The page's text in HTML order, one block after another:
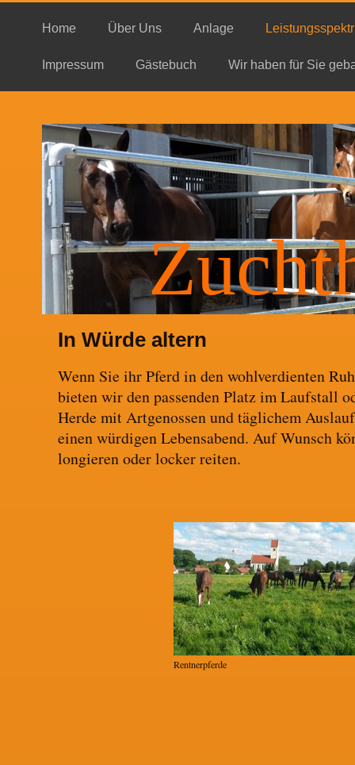
Home Über Uns Anlage
Impressum Gästebuch Wir haben für Sie
In Würde altern
Wenn Sie ihr Pferd in den wohlverdienten
bieten wir den passenden Platz im Laufstall
Herde mit Artgenossen und täglichem
einen würdigen Lebensabend. Auf Wunsch
longieren oder locker reiten.
Rentnerpferde